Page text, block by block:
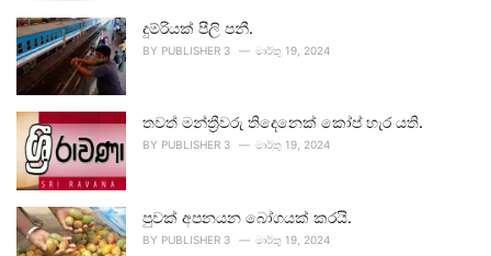
දුම්රියක් පීලි පනී.
BY PUBLISHER 3 මාර්තු 19, 2024
තවත් මන්ත්‍රීවරු තිදෙනෙක් කෝප් හැර යති.
BY PUBLISHER 3 මාර්තු 19, 2024
පුවක් අපනයන බෝගයක් කරයි.
BY PUBLISHER 3 මාර්තු 19, 2024